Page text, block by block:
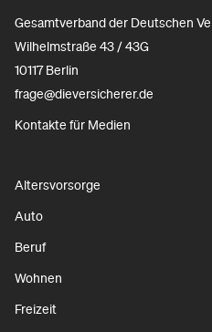
Gesamtverband der Deutschen
Wilhelmstraße 43 / 43G
10117 Berlin
frage@dieversicherer.de
Kontakte für Medien
Altersvorsorge
Auto
Beruf
Wohnen
Freizeit